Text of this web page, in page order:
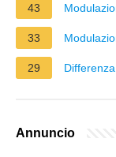
43
33
29
Annuncio